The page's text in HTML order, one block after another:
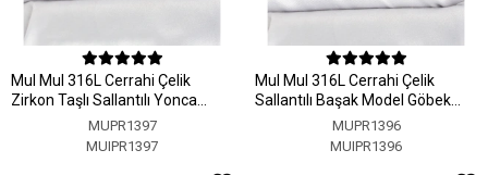
MuI MuI 316L Cerrahi Çelik
Zirkon Taşlı Sallantılı Yonca
Model Göbek Piercing
MUPR1397
MUIPR1397
MuI MuI 316L Cerrahi Çelik
Sallantılı Başak Model Göbek
MUPR1396
MUIPR1396